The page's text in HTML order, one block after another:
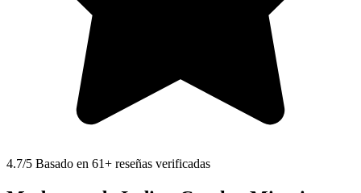
4.7/5 Basado en 61+ reseñas verificadas